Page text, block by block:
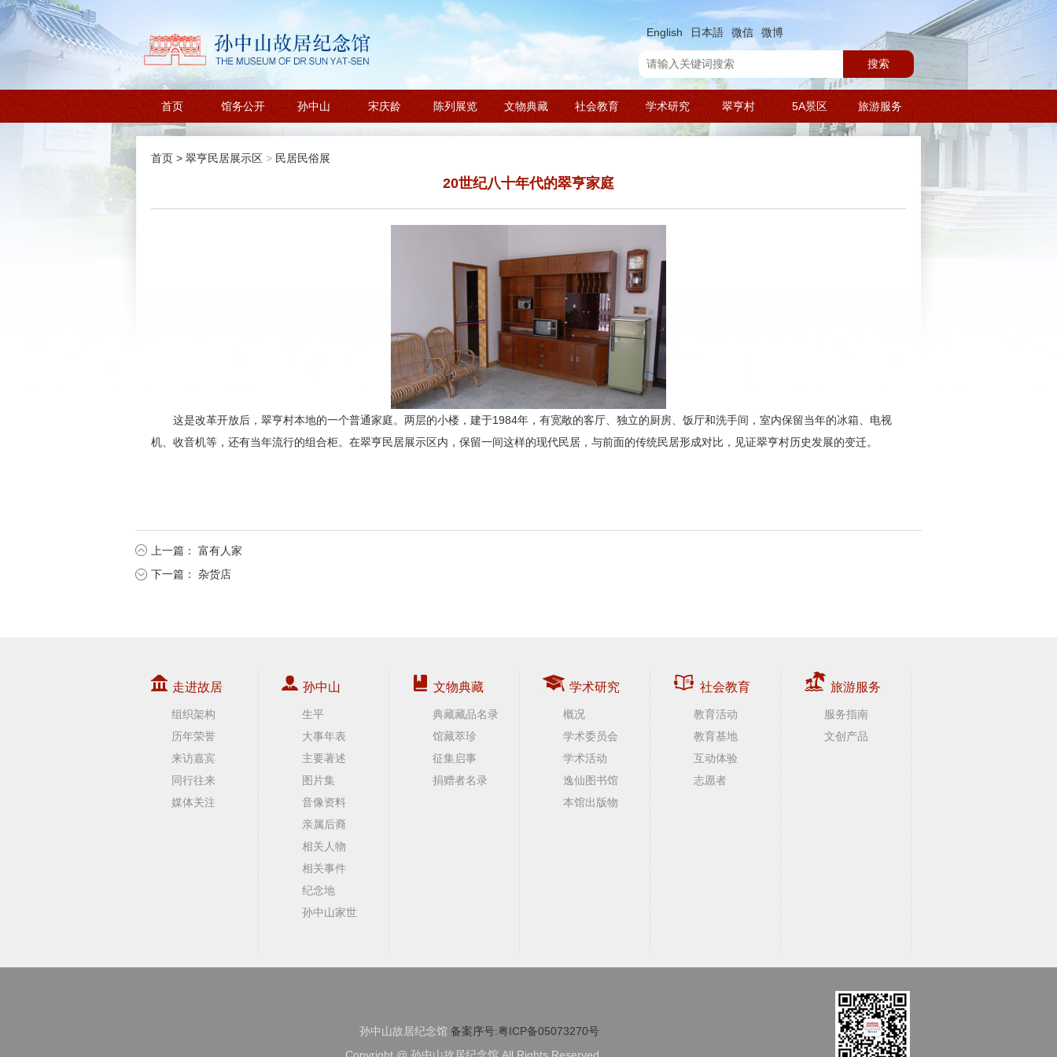
English 日本語 微信 微博
搜索
首页 馆务公开 孙中山 宋庆龄 陈列展览 文物典藏 社会教育 学术研究 翠亨村 5A景区 旅游服务
首页 > 翠亨民居展示区 > 民居民俗展
20世纪八十年代的翠亨家庭
这是改革开放后，翠亨村本地的一个普通家庭。两层的小楼，建于1984年，有宽敞的客厅、独立的厨房、饭厅和洗手间，室内保留当年的冰箱、电视
机、收音机等，还有当年流行的组合柜。在翠亨民居展示区内，保留一间这样的现代民居，与前面的传统民居形成对比，见证翠亨村历史发展的变迁。
上一篇： 富有人家
下一篇： 杂货店
走进故居
组织架构
历年荣誉
来访嘉宾
同行往来
媒体关注
孙中山
生平
大事年表
主要著述
图片集
音像资料
亲属后裔
相关人物
相关事件
纪念地
孙中山家世
文物典藏
典藏藏品名录
馆藏萃珍
征集启事
捐赠者名录
学术研究
概况
学术委员会
学术活动
逸仙图书馆
本馆出版物
社会教育
教育活动
教育基地
互动体验
志愿者
旅游服务
服务指南
文创产品
孙中山故居纪念馆 备案序号:粤ICP备05073270号